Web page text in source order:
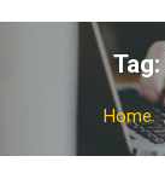
Tag:
Home